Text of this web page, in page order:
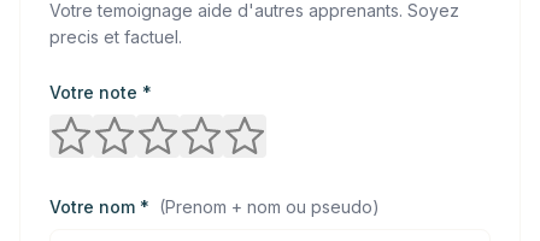
Votre temoignage aide d'autres apprenants. Soyez
precis et factuel.
Votre note *
Votre nom * (Prenom + nom ou pseudo)